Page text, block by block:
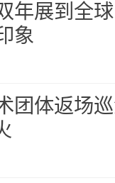
年展到全
象
团体返场